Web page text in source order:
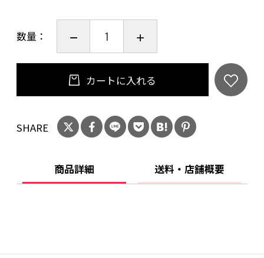
※角帯や帯は含んでおりません。
ご了承ください。
※この商品は仕立て期間の為発送まで約2月かか
数量：
カートに入れる
SHARE
商品詳細 送料・店舗概要